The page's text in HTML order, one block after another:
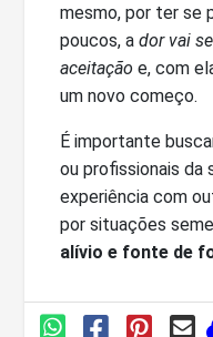
mesmo, por ter se
poucos, ador vai
aceitação e, com
um novo começo.
É importante
ou profissionais da
experiência com
por situações
alívio e fonte de